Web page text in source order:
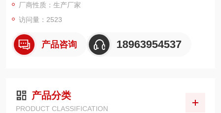
厂商性质：生产厂家
访问量：2523
产品咨询 18963954537
产品分类
PRODUCT CLASSIFICATION